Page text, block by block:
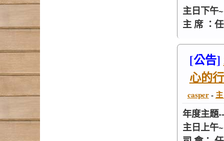
主日下午
主 席 ：
[公告]
心的
casper-
年度主題
主日上午